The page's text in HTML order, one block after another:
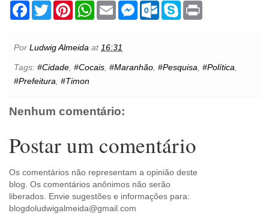
F
b
o
k
T
w
t
e
r
P
e
r
e
s
t
W
s
A
p
E
m
l
M
e
g
e
O
k
.
S
Por Ludwig Almeida at16:31
Tags: #Cidade, #Cocais, #Maranhão, #Pesquisa, #Política,
#Prefeitura, #Timon
Nenhum comentário:
Postar um comentário
Os comentários não representam a opinião deste
blog. Os comentários anônimos não serão
liberados. Envie sugestões e informações para:
blogdoludwigalmeida@gmail.com